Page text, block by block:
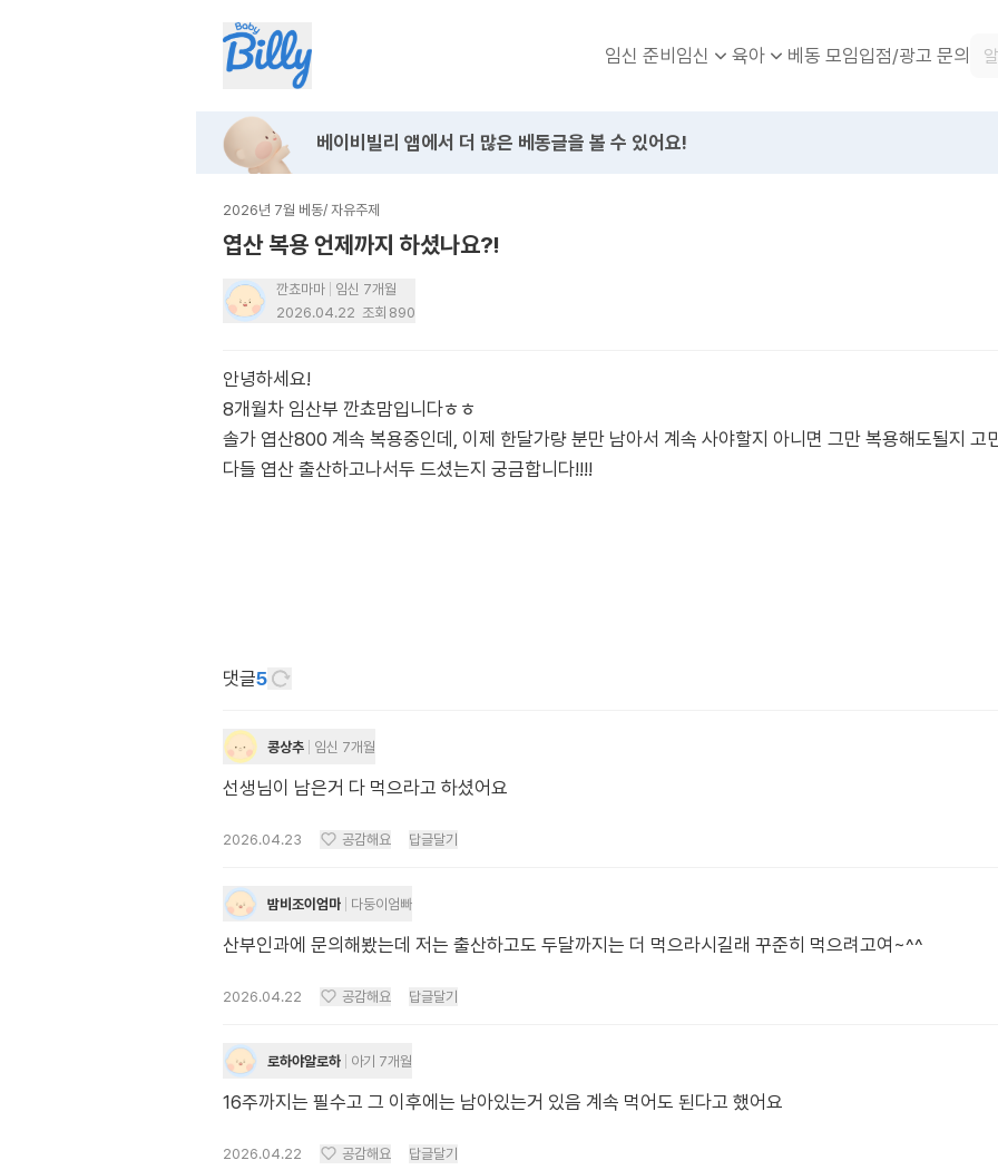
임신 준비임신 육아 베동 모임입점/광고 문의
베이비빌리 앱에서 더 많은 베동글을 볼 수 있어요!
2026년 7월 베동/ 자유주제
엽산 복용 언제까지 하셨나요?!
깐쵸마마
임신 7개월
2026.04.22 조회 890
안녕하세요!
8개월차 임산부 깐쵸맘입니다ㅎㅎ
솔가 엽산800 계속 복용중인데, 이제 한달가량 분만 남아서 계속 사야할지 아니면 그만 복용해도될지 고
다들 엽산 출산하고나서두 드셨는지 궁금합니다!!!!
댓글5
콩상추 임신 7개월
선생님이 남은거 다 먹으라고 하셨어요
2026.04.23 공감해요 답글달기
밤비조이엄마 다둥이엄빠
산부인과에 문의해봤는데 저는 출산하고도 두달까지는 더 먹으라시길래 꾸준히 먹으려고여~^^
2026.04.22 공감해요 답글달기
로하야알로하 아기 7개월
16주까지는 필수고 그 이후에는 남아있는거 있음 계속 먹어도 된다고 했어요
2026.04.22 공감해요 답글달기